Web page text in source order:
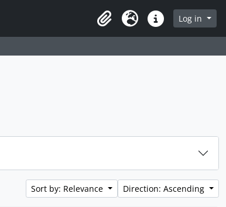
page
ClipboardLanguageQuick linksLog in
Sort by: Relevance Direction: Ascending